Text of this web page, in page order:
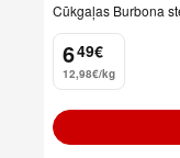
Cūkgaļas Burbona
6
. 49€
12,98€/kg